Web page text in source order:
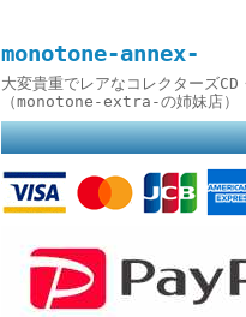
monotone-annex-
大変貴重でレアなコレクターズ
（monotone-extra-の姉妹店）